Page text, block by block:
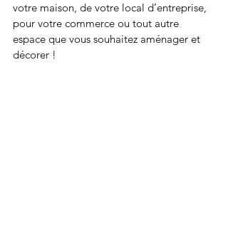
votre maison, de votre local d’entreprise,
pour votre commerce ou tout autre
espace que vous souhaitez aménager et
décorer !